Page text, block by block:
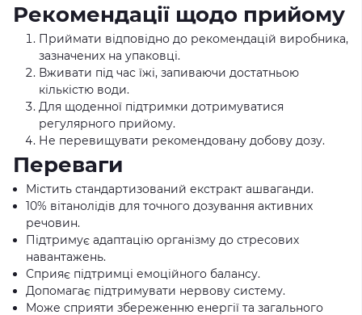
Рекомендації щодо прийому
Приймати відповідно до рекомендацій виробника,
зазначених на упаковці.
Вживати під час їжі, запиваючи достатньою
кількістю води.
Для щоденної підтримки дотримуватися
регулярного прийому.
Не перевищувати рекомендовану добову дозу.
Переваги
Містить стандартизований екстракт ашваганди.
10% вітанолідів для точного дозування активних
речовин.
Підтримує адаптацію організму до стресових
навантажень.
Сприяє підтримці емоційного балансу.
Допомагає підтримувати нервову систему.
Може сприяти збереженню енергії та загального